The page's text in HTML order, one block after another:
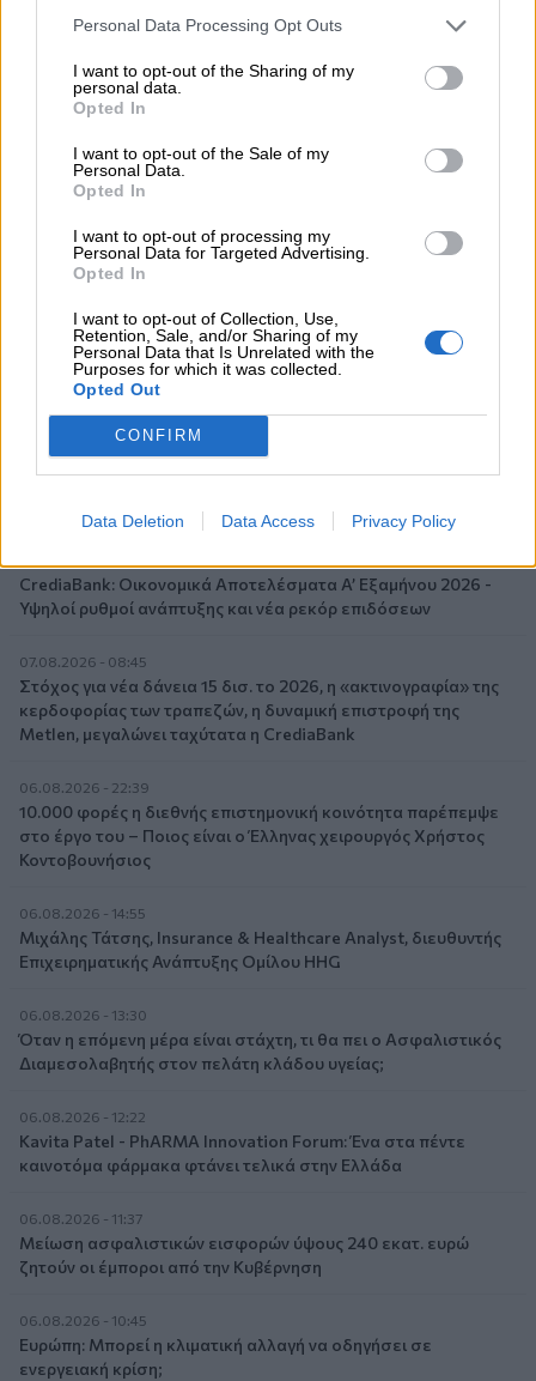
Personal Data Processing Opt Outs
I want to opt-out of the Sharing of my
personal data.
Opted In
I want to opt-out of the Sale of my
Personal Data.
Opted In
I want to opt-out of processing my
Personal Data for Targeted Advertising.
Opted In
I want to opt-out of Collection, Use,
Retention, Sale, and/or Sharing of my
Personal Data that Is Unrelated with the
Purposes for which it was collected.
Opted Out
CONFIRM
Data Deletion Data Access Privacy Policy
Χρήστος Γεωργόπουλος – «ΕΡΡΙΚΟΣ ΝΤΥΝΑΝ»/ΚΕΝΤΡΟ
07.08.2026 - 12:25
Bäte συνδέει τα αποτελέσματα με το κλείσιμο του
«protection gap»
07.08.2026 - 12:12
Οι αισθητήρες βλέπουν καλύτερα από τον άνθρωπο. Πάντα;
Generali: Αποτελέσματα Α' Εξαμήνου - Εξαιρετική ανάπτυξη
στα Λειτουργικά και Προσαρμοσμένα Καθαρά Αποτελέσματα
με συμβολή από όλες τις επιχειρηματικές δραστηριότητες
07.08.2026 - 10:28
Ομαδικά Ασφαλιστικά προϊόντα Επαγγελματικής
Συνταξιοδότησης: Νέο πεδίο ανάπτυξης για ασφαλιστικές και
CrediaBank: Οικονομικά Αποτελέσματα A’ Εξαμήνου 2026 -
Υψηλοί ρυθμοί ανάπτυξης και νέα ρεκόρ επιδόσεων
07.08.2026 - 08:45
Στόχος για νέα δάνεια 15 δισ. το 2026, η «ακτινογραφία» της
κερδοφορίας των τραπεζών, η δυναμική επιστροφή της
Metlen, μεγαλώνει ταχύτατα η CrediaBank
06.08.2026 - 22:39
10.000 φορές η διεθνής επιστημονική κοινότητα παρέπεμψε
στο έργο του – Ποιος είναι ο Έλληνας χειρουργός Χρήστος
Κοντοβουνήσιος
06.08.2026 - 14:55
Μιχάλης Τάτσης, Insurance & Healthcare Analyst, διευθυντής
Επιχειρηματικής Ανάπτυξης Ομίλου HHG
06.08.2026 - 13:30
Όταν η επόμενη μέρα είναι στάχτη, τι θα πει ο Ασφαλιστικός
Διαμεσολαβητής στον πελάτη κλάδου υγείας;
06.08.2026 - 12:22
Kavita Patel - PhARMA Innovation Forum: Ένα στα πέντε
καινοτόμα φάρμακα φτάνει τελικά στην Ελλάδα
06.08.2026 - 11:37
Μείωση ασφαλιστικών εισφορών ύψους 240 εκατ. ευρώ
ζητούν οι έμποροι από την Κυβέρνηση
06.08.2026 - 10:45
Ευρώπη: Μπορεί η κλιματική αλλαγή να οδηγήσει σε
ενεργειακή κρίση;